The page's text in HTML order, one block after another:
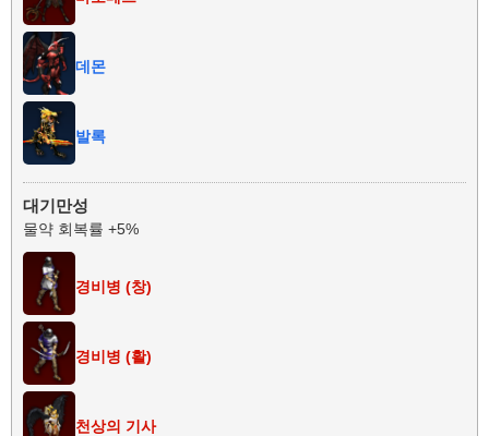
데몬
발록
대기만성
물약 회복률 +5%
경비병 (창)
경비병 (활)
천상의 기사